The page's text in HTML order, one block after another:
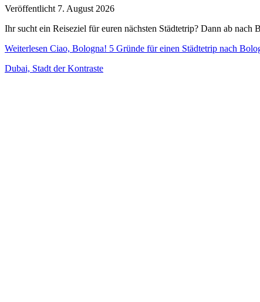
Veröffentlicht 7. August 2026
Ihr sucht ein Reiseziel für euren nächsten Städtetrip? Dann ab
Weiterlesen Ciao, Bologna! 5 Gründe für einen Städtetrip nach
Dubai, Stadt der Kontraste